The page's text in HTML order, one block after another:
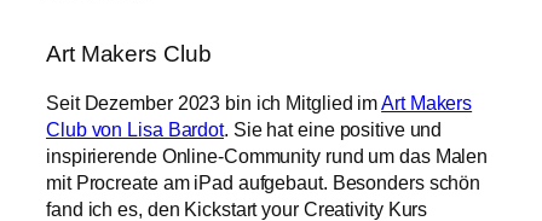
Art Makers Club
Seit Dezember 2023 bin ich Mitglied imArt Makers
Club von Lisa Bardot. Sie hat eine positive und
inspirierende Online-Community rund um das Malen
mit Procreate am iPad aufgebaut. Besonders schön
fand ich es, den Kickstart your Creativity Kurs